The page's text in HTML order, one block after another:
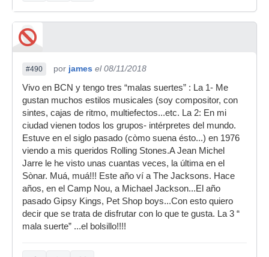
#490 por james el 08/11/2018
Vivo en BCN y tengo tres “malas suertes” : La 1- Me
gustan muchos estilos musicales (soy compositor, con
sintes, cajas de ritmo, multiefectos...etc. La 2: En mi
ciudad vienen todos los grupos- intérpretes del mundo.
Estuve en el siglo pasado (còmo suena ésto...) en 1976
viendo a mis queridos Rolling Stones.A Jean Michel
Jarre le he visto unas cuantas veces, la última en el
Sònar. Muá, muá!!! Este año ví a The Jacksons. Hace
años, en el Camp Nou, a Michael Jackson...El año
pasado Gipsy Kings, Pet Shop boys...Con esto quiero
decir que se trata de disfrutar con lo que te gusta. La 3 “
mala suerte” ...el bolsillo!!!!